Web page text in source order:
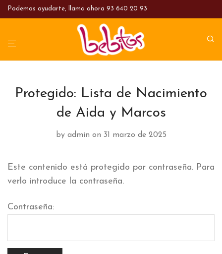
Podemos ayudarte, llama ahora 93 640 20 93
Protegido: Lista de Nacimiento
de Aida y Marcos
by admin on 31 marzo de 2025
Este contenido está protegido por contraseña. Para
verlo introduce la contraseña.
Contraseña: